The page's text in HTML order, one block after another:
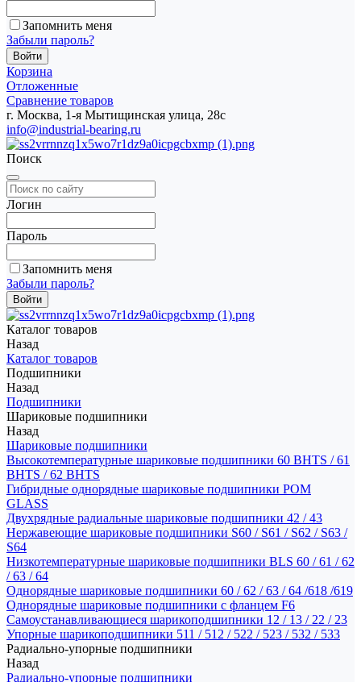
Запомнить меня
Забыли пароль?
Корзина
Отложенные
Сравнение товаров
г. Москва, 1-я Мытищинская улица, 28с
info@industrial-bearing.ru
Поиск
Логин
Пароль
Запомнить меня
Забыли пароль?
Каталог товаров
Назад
Каталог товаров
Подшипники
Назад
Подшипники
Шариковые подшипники
Назад
Шариковые подшипники
Высокотемпературные шариковые подшипники 60 BHTS / 61
BHTS / 62 BHTS
Гибридные однорядные шариковые подшипники POM
GLASS
Двухрядные радиальные шариковые подшипники 42 / 43
Нержавеющие шариковые подшипники S60 / S61 / S62 / S63 /
S64
Низкотемпературные шариковые подшипники BLS 60 / 61 / 62
/ 63 / 64
Однорядные шариковые подшипники 60 / 62 / 63 / 64 /618 /619
Однорядные шариковые подшипники с фланцем F6
Самоустанавливающиеся шарикоподшипники 12 / 13 / 22 / 23
Упорные шарикоподшипники 511 / 512 / 522 / 523 / 532 / 533
Радиально-упорные подшипники
Назад
Радиально-упорные подшипники